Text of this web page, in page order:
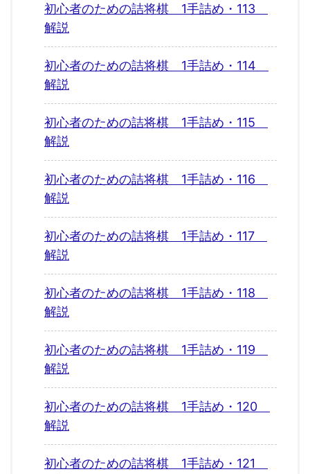
初心者のための詰将棋 1手詰め・113
解説
初心者のための詰将棋 1手詰め・114
解説
初心者のための詰将棋 1手詰め・115
解説
初心者のための詰将棋 1手詰め・116
解説
初心者のための詰将棋 1手詰め・117
解説
初心者のための詰将棋 1手詰め・118
解説
初心者のための詰将棋 1手詰め・119
解説
初心者のための詰将棋 1手詰め・120
解説
初心者のための詰将棋 1手詰め・121